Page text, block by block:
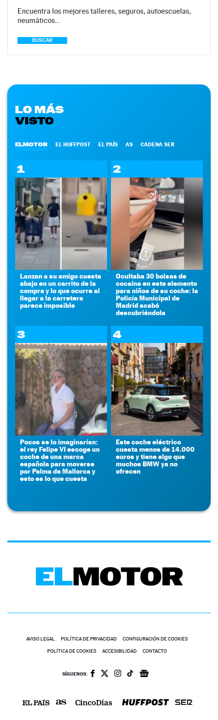
Encuentra los mejores talleres, seguros, autoescuelas,
neumáticos…
BUSCAR
LO MÁS
VISTO
ELMOTOR EL HUFFPOST EL PAÍS AS CADENA SER
1
Lanzan a su amigo cuesta
abajo en un carrito de la
compra y lo que ocurre al
llegar a la carretera
parece imposible
2
Ocultaba 30 bolsas de
cocaína en este elemento
para niños de su coche: la
Policía Municipal de
Madrid acabó
descubriéndola
3
Pocos se lo imaginarían:
el rey Felipe VI escoge un
coche de una marca
española para moverse
por Palma de Mallorca y
esto es lo que cuesta
4
Este coche eléctrico
cuesta menos de 14.000
euros y tiene algo que
muchos BMW ya no
ofrecen
AVISO LEGAL POLÍTICA DE PRIVACIDAD CONFIGURACIÓN DE COOKIES
POLÍTICA DE COOKIES ACCESIBILIDAD CONTACTO
SÍGUENOS: